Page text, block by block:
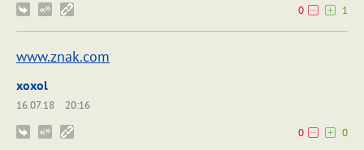
0
1
www.znak.com
xoxol
16.07.18
20:16
0
0